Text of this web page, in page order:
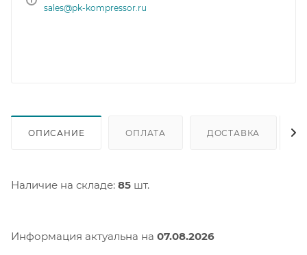
sales@pk-kompressor.ru
ОПИСАНИЕ ОПЛАТА ДОСТАВКА
Наличие на складе: 85 шт.
Информация актуальна на 07.08.2026